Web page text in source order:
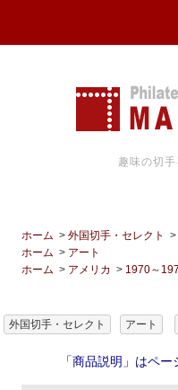
趣味の切
ホーム >外国切手・セレクト >
ホーム > アート
ホーム > アメリカ > 1970～
外国切手・セレクト アート
「商品説明」はペー